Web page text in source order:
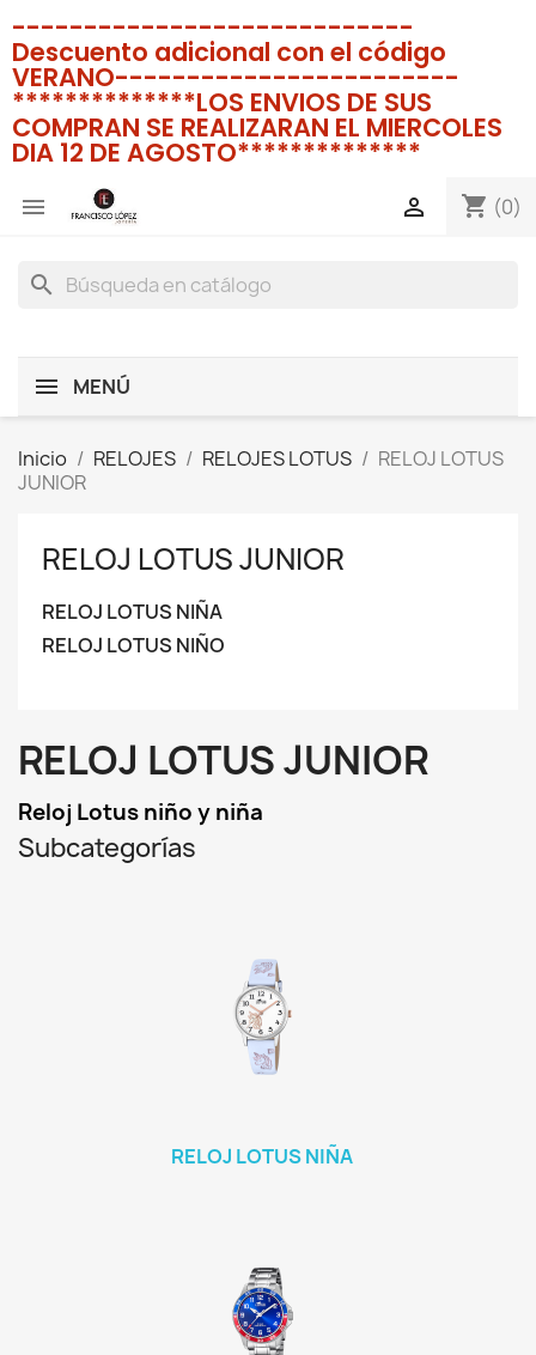
----------------------------
Descuento adicional con el código
VERANO------------------------
**************LOS ENVIOS DE SUS
COMPRAN SE REALIZARAN EL MIERCOLES
DIA 12 DE AGOSTO**************
 shopping_cart (0)

search
MENÚ
Inicio RELOJES RELOJES LOTUS
RELOJ LOTUS
JUNIOR
RELOJ LOTUS JUNIOR
RELOJ LOTUS NIÑA
RELOJ LOTUS NIÑO
RELOJ LOTUS JUNIOR
Reloj Lotus niño y niña
Subcategorías
RELOJ LOTUS NIÑA